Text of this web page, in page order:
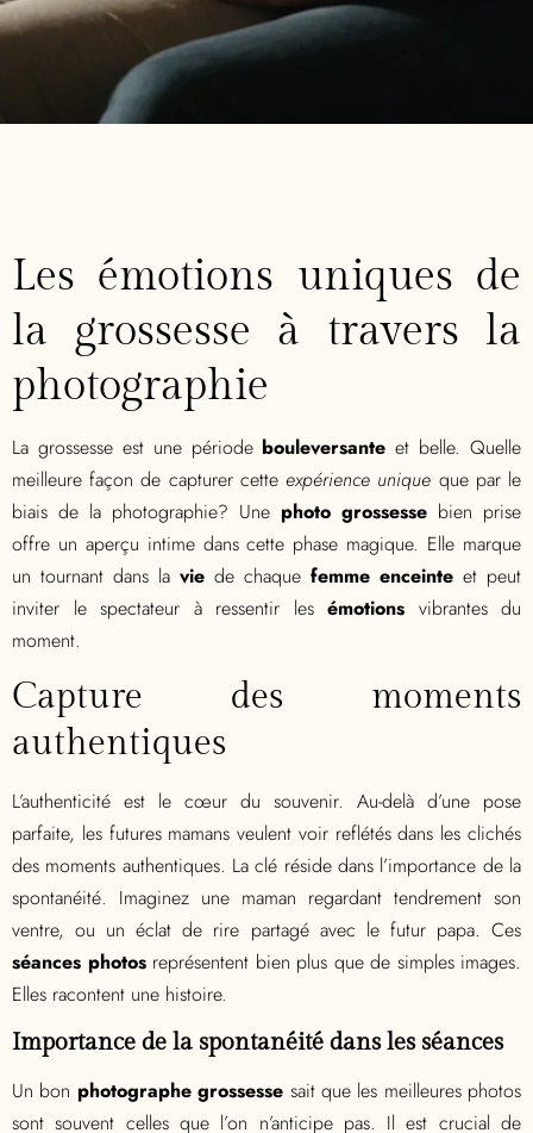
Les émotions uniques de
la grossesse à travers la
photographie
La grossesse est une période bouleversante et belle. Quelle
meilleure façon de capturer cetteexpérience unique que par le
biais de la photographie? Une photo grossesse bien prise
offre un aperçu intime dans cette phase magique. Elle marque
un tournant dans la vie de chaque femme enceinte et peut
inviter le spectateur à ressentir les émotions vibrantes du
moment.
Capture des moments
authentiques
L’authenticité est le cœur du souvenir. Au-delà d’une pose
parfaite, les futures mamans veulent voir reflétés dans les clichés
des moments authentiques. La clé réside dans l’importance de la
spontanéité. Imaginez une maman regardant tendrement son
ventre, ou un éclat de rire partagé avec le futur papa. Ces
séances photosreprésentent bien plus que de simples images.
Elles racontent une histoire.
Importance de la spontanéité dans les séances
Un bon photographe grossesse sait que les meilleures photos
sont souvent celles que l’on n’anticipe pas. Il est crucial de